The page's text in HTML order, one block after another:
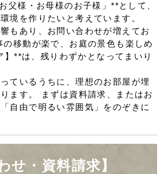
父様・お母様のお子様」**として、
境を作りたいと考えています。
もあり、お問い合わせが増えてお
の移動が楽で、お庭の景色も楽しめ
**は、残りわずかとなってまいり
ているうちに、理想のお部屋が埋
ます。 まずは資料請求、またはお
自由で明るい雰囲気」をのぞきに
せ・資料請求】